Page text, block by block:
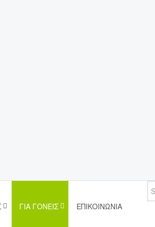
ΓΙΑ ΓΟΝΕΊΣ ΕΠΙΚΟΙΝΩΝΊΑ